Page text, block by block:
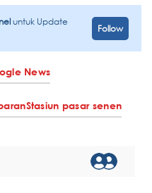
untuk Update
Follow
News
Stasiun pasar senen